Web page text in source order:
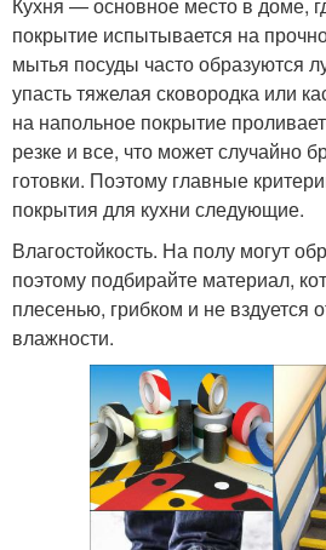
Кухня — основное место в доме,
покрытие испытывается на
мытья посуды часто образуются
упасть тяжелая сковородка или
на напольное покрытие
резке и все, что может случайно
готовки. Поэтому главные
покрытия для кухни следующие.
Влагостойкость. На полу могут
поэтому подбирайте материал,
плесенью, грибком и не вздуется
влажности.